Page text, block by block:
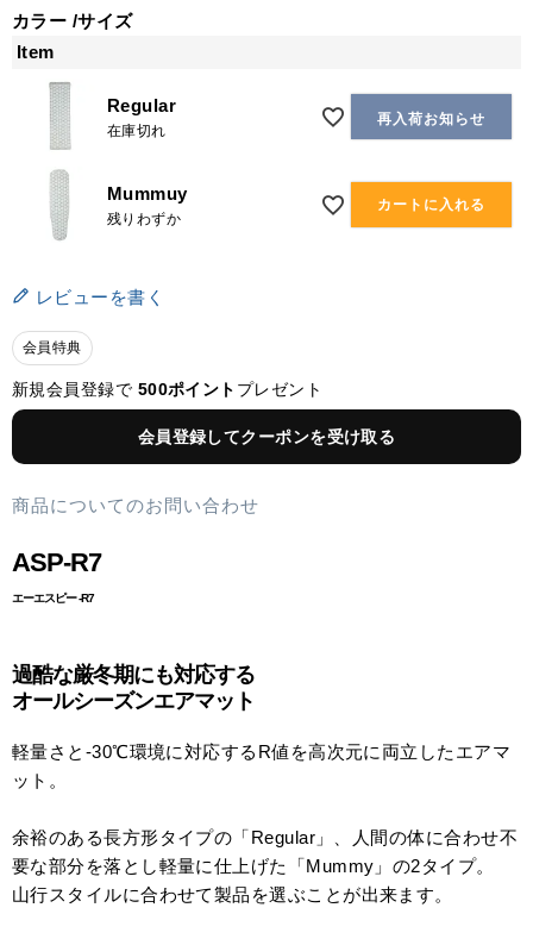
カラー サイズ
Item
Regular
在庫切れ
再入荷お知らせ
Mummuy
残りわずか
カートに入れる
レビューを書く
会員特典
新規会員登録で 500ポイント プレゼント
会員登録してクーポンを受け取る
商品についてのお問い合わせ
ASP-R7
エーエスピー -R7
過酷な厳冬期にも対応する
オールシーズンエアマット
軽量さと-30℃環境に対応するR値を高次元に両立したエアマ
ット。
余裕のある長方形タイプの「Regular」、人間の体に合わせ不
要な部分を落とし軽量に仕上げた「Mummy」の2タイプ。
山行スタイルに合わせて製品を選ぶことが出来ます。